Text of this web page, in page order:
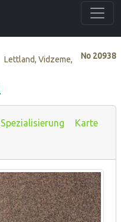
No 20938
Lettland, Vidzeme,
Spezialisierung Karte